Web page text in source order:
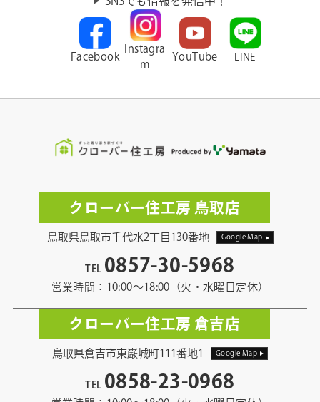
Facebook
Instagra
m
YouTube LINE
クローバー住工房 鳥取店
鳥取県鳥取市千代水2丁目130番地 Google Map
TEL 0857-30-5968
営業時間：10:00〜18:00（火・水曜日定休）
クローバー住工房 倉吉店
鳥取県倉吉市東巌城町111番地1 Google Map
TEL 0858-23-0968